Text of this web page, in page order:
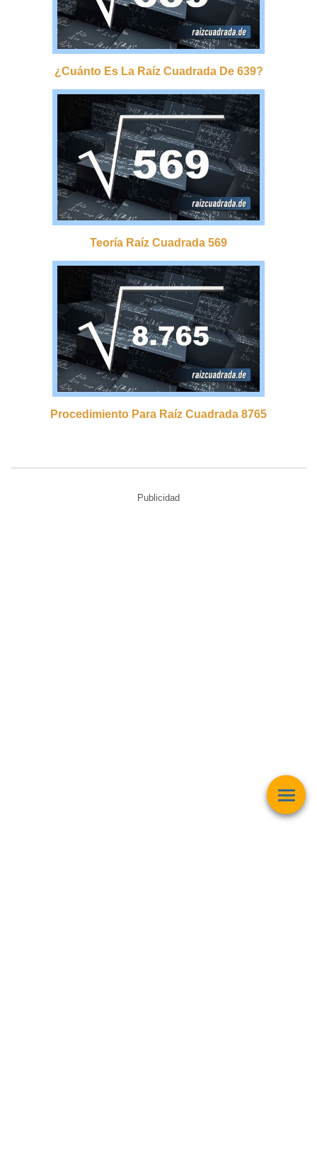
¿cuánto Es La Raíz Cuadrada De 639?
Teoría Raíz Cuadrada 569
Procedimiento Para Raíz Cuadrada 8765
Publicidad